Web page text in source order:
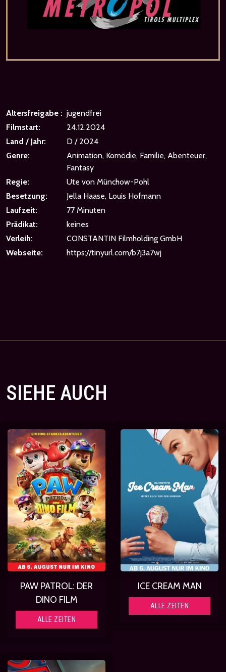
Altersfreigabe : jugendfrei
Filmstart:
24.12.2024
Land / Jahr:
D / 2024
Genre:
Animation, Komödie, Familie, Abenteuer,
Fantasy
Regie:
Ute von Münchow-Pohl
Besetzung:
Jella Haase, Louis Hofmann
Laufzeit:
77 Minuten
Prädikat:
keines
Verleih:
CONSTANTIN Filmholding GmbH
Webseite:
https://tinyurl.com/b7j3a7wj
SIEHE AUCH
PAW PATROL: DER
DINO FILM
ALLE ZEITEN
ICE CREAM MAN
ALLE ZEITEN